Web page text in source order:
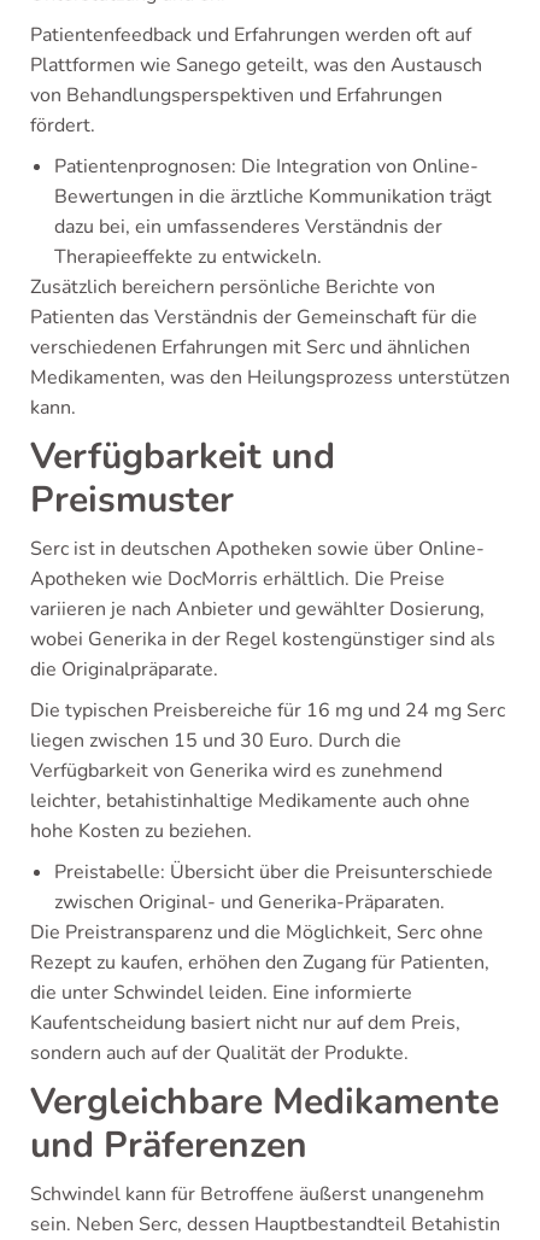
Patientenfeedback und Erfahrungen werden oft auf
Plattformen wie Sanego geteilt, was den Austausch
von Behandlungsperspektiven und Erfahrungen
fördert.
Patientenprognosen: Die Integration von Online-
Bewertungen in die ärztliche Kommunikation trägt
dazu bei, ein umfassenderes Verständnis der
Therapieeffekte zu entwickeln.
Zusätzlich bereichern persönliche Berichte von
Patienten das Verständnis der Gemeinschaft für die
verschiedenen Erfahrungen mit Serc und ähnlichen
Medikamenten, was den Heilungsprozess unterstützen
kann.
Verfügbarkeit und
Preismuster
Serc ist in deutschen Apotheken sowie über Online-
Apotheken wie DocMorris erhältlich. Die Preise
variieren je nach Anbieter und gewählter Dosierung,
wobei Generika in der Regel kostengünstiger sind als
die Originalpräparate.
Die typischen Preisbereiche für 16 mg und 24 mg Serc
liegen zwischen 15 und 30 Euro. Durch die
Verfügbarkeit von Generika wird es zunehmend
leichter, betahistinhaltige Medikamente auch ohne
hohe Kosten zu beziehen.
Preistabelle: Übersicht über die Preisunterschiede
zwischen Original- und Generika-Präparaten.
Die Preistransparenz und die Möglichkeit, Serc ohne
Rezept zu kaufen, erhöhen den Zugang für Patienten,
die unter Schwindel leiden. Eine informierte
Kaufentscheidung basiert nicht nur auf dem Preis,
sondern auch auf der Qualität der Produkte.
Vergleichbare Medikamente
und Präferenzen
Schwindel kann für Betroffene äußerst unangenehm
sein. Neben Serc, dessen Hauptbestandteil Betahistin